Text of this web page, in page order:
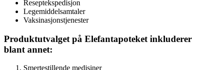
Reseptekspedisjon
Legemiddelsamtaler
Vaksinasjonstjenester
Produktutvalget på Elefantapoteket inkluderer
blant annet:
Smertestillende medisiner